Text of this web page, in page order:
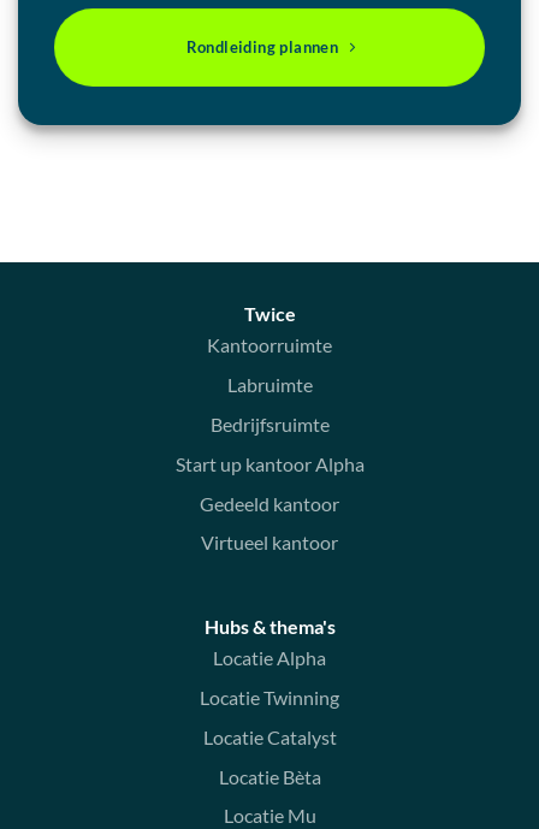
Rondleiding plannen
Twice
Kantoorruimte
Labruimte
Bedrijfsruimte
Start up kantoor Alpha
Gedeeld kantoor
Virtueel kantoor
Hubs & thema's
Locatie Alpha
Locatie Twinning
Locatie Catalyst
Locatie Bèta
Locatie Mu